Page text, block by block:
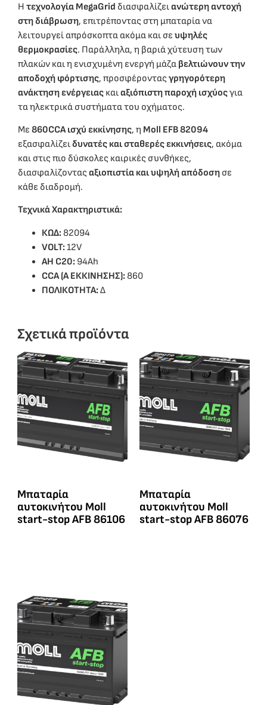
Η τεχνολογία MegaGrid διασφαλίζειανώτερη αντοχή
στη διάβρωση, επιτρέποντας στη μπαταρία να
λειτουργεί απρόσκοπτα ακόμα και σε υψηλές
θερμοκρασίες. Παράλληλα, η βαριά χύτευση των
πλακών και η ενισχυμένη ενεργή μάζα βελτιώνουν την
αποδοχή φόρτισης, προσφέροντας γρηγορότερη
ανάκτηση ενέργειας καιαξιόπιστη παροχή ισχύοςγια
τα ηλεκτρικά συστήματα του οχήματος.
Με 860CCA ισχύ εκκίνησης, η Moll EFB 82094
εξασφαλίζειδυνατές και σταθερές εκκινήσεις, ακόμα
και στις πιο δύσκολες καιρικές συνθήκες,
διασφαλίζοντας αξιοπιστία και υψηλή απόδοση σε
κάθε διαδρομή.
Τεχνικά Χαρακτηριστικά:
ΚΩΔ: 82094
VOLT:12V
ΑΗ C20: 94Ah
CCA (A ΕΚΚΙΝΗΣΗΣ): 860
ΠΟΛΙΚΟΤΗΤΑ:Δ
Σχετικά προϊόντα
Μπαταρία
αυτοκινήτου Moll
start-stop AFB 86106
Μπαταρία
αυτοκινήτου Moll
start-stop AFB 86076